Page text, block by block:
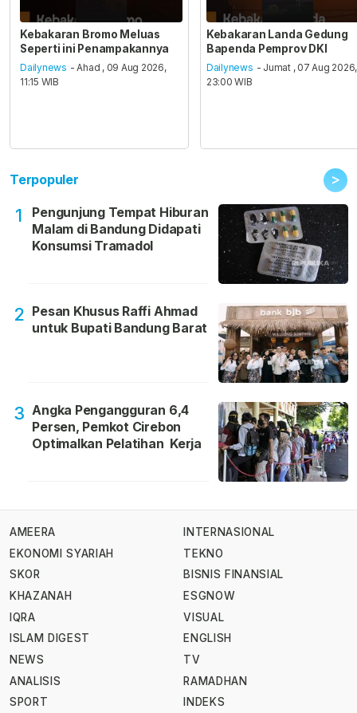
Kebakaran Bromo Meluas
Seperti ini Penampakannya
Dailynews - Ahad , 09 Aug 2026,
11:15 WIB
Kebakaran Landa Gedung
Bapenda Pemprov DKI
Dailynews - Jumat , 07 Aug 2026,
23:00 WIB
Terpopuler >
1
Pengunjung Tempat Hiburan
Malam di Bandung Didapati
Konsumsi Tramadol
2 Pesan Khusus Raffi Ahmad
untuk Bupati Bandung Barat
3 Angka Pengangguran 6,4
Persen, Pemkot Cirebon
Optimalkan Pelatihan Kerja
AMEERA
EKONOMI SYARIAH
SKOR
KHAZANAH
IQRA
ISLAM DIGEST
NEWS
ANALISIS
SPORT
INTERNASIONAL
TEKNO
BISNIS FINANSIAL
ESGNOW
VISUAL
ENGLISH
TV
RAMADHAN
INDEKS